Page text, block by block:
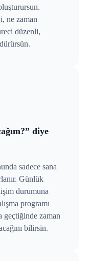
ne zaman
düzenli,
diye
sadece sana
Günlük
durumuna
programı
geçtiğinde zaman
bilirsin.